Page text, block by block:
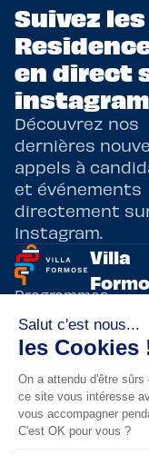
Suivez les
en direct
Découvrez nos
dernières
appels à
et événements
directement
Instagram.
Programmes
résidences
artistiques
bilatérales,
entre la
France et
Taïwan.
Villa
Adoptez
un
Lieux de